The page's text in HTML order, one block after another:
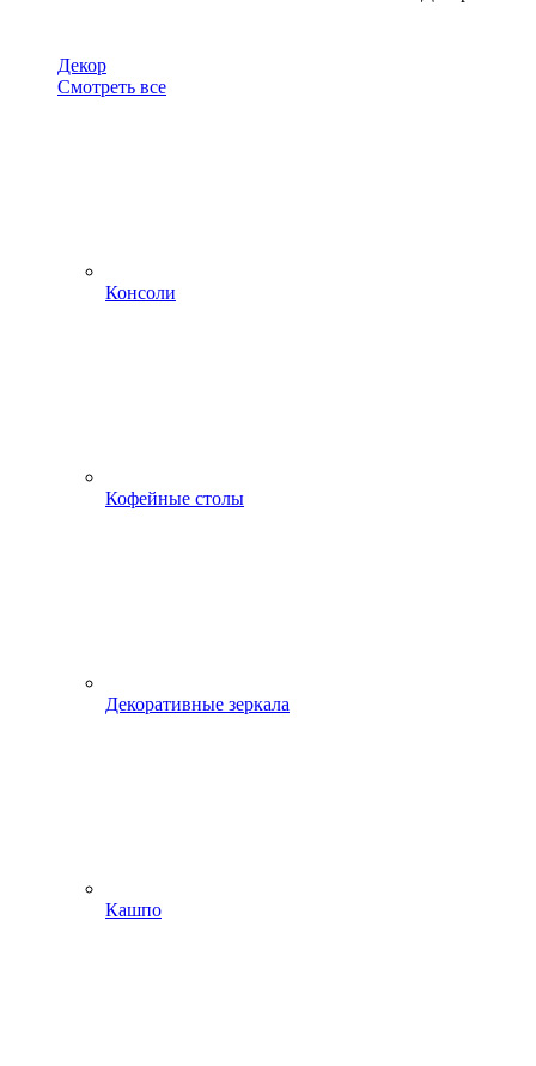
Декор
Смотреть все
Консоли
Кофейные столы
Декоративные зеркала
Кашпо